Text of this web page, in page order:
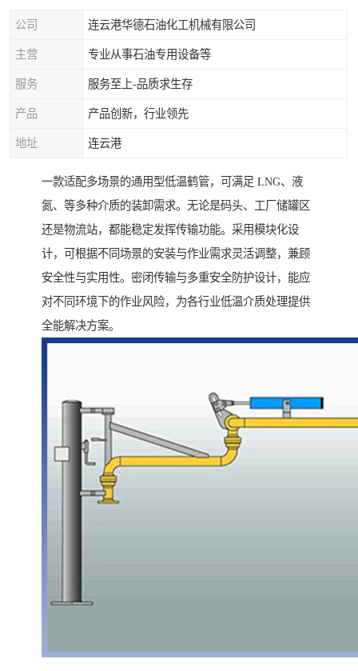
公司 连云港华德石油化工机械有限公司
主营 专业从事石油专用设备等
服务 服务至上-品质求生存
产品 产品创新，行业领先
地址 连云港
一款适配多场景的通用型低温鹤管，可满足 LNG、液
氮、等多种介质的装卸需求。无论是码头、工厂储罐区
还是物流站，都能稳定发挥传输功能。采用模块化设
计，可根据不同场景的安装与作业需求灵活调整，兼顾
安全性与实用性。密闭传输与多重安全防护设计，能应
对不同环境下的作业风险，为各行业低温介质处理提供
全能解决方案。